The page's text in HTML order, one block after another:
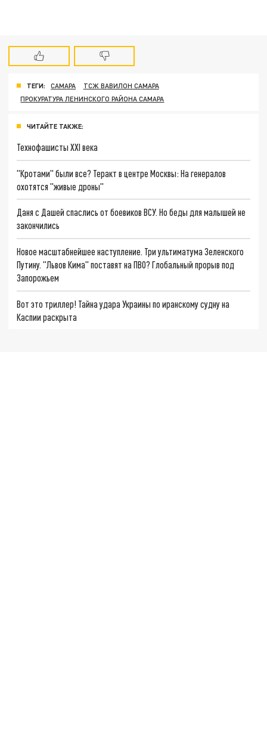
ТЕГИ: САМАРА
ТСЖ ВАВИЛОН САМАРА
ПРОКУРАТУРА ЛЕНИНСКОГО РАЙОНА САМАРА
ЧИТАЙТЕ ТАКЖЕ:
Технофашисты XXI века
"Кротами" были все? Теракт в центре Москвы: На генералов
охотятся "живые дроны"
Даня с Дашей спаслись от боевиков ВСУ. Но беды для малышей не
закончились
Новое масштабнейшее наступление. Три ультиматума Зеленского
Путину. "Львов Кима" поставят на ПВО? Глобальный прорыв под
Запорожьем
Вот это триллер! Тайна удара Украины по иранскому судну на
Каспии раскрыта